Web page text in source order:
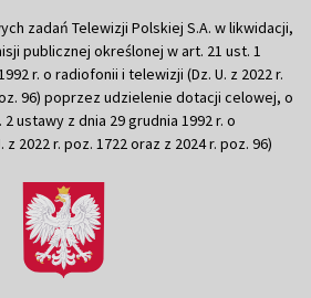
zadań Telewizji Polskiej S.A. w likwidacji,
publicznej określonej w art. 21 ust. 1
r. o radiofonii i telewizji (Dz. U. z 2022 r.
96) poprzez udzielenie dotacji celowej, o
ustawy z dnia 29 grudnia 1992 r. o
2022 r. poz. 1722 oraz z 2024 r. poz. 96)